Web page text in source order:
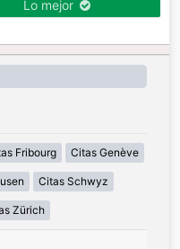
Lo mejor
Fribourg Citas Genève
Citas Schwyz
Zürich